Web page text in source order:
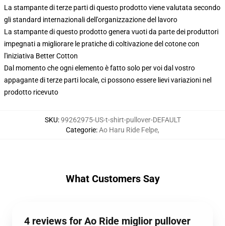
La stampante di terze parti di questo prodotto viene valutata secondo
gli standard internazionali dell'organizzazione del lavoro
La stampante di questo prodotto genera vuoti da parte dei produttori
impegnati a migliorare le pratiche di coltivazione del cotone con
l'iniziativa Better Cotton
Dal momento che ogni elemento è fatto solo per voi dal vostro
appagante di terze parti locale, ci possono essere lievi variazioni nel
prodotto ricevuto
SKU:99262975-US-t-shirt-pullover-DEFAULT
Categorie:Ao Haru Ride Felpe,
What Customers Say
4 reviews for Ao Ride miglior pullover